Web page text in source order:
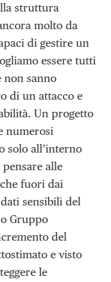
struttura
molto da
di gestire un
essere tutti
non sanno
di un attacco e
Un progetto
numerosi
solo all’interno
alle
fuori dai
sensibili del
Gruppo
del
e visto
le